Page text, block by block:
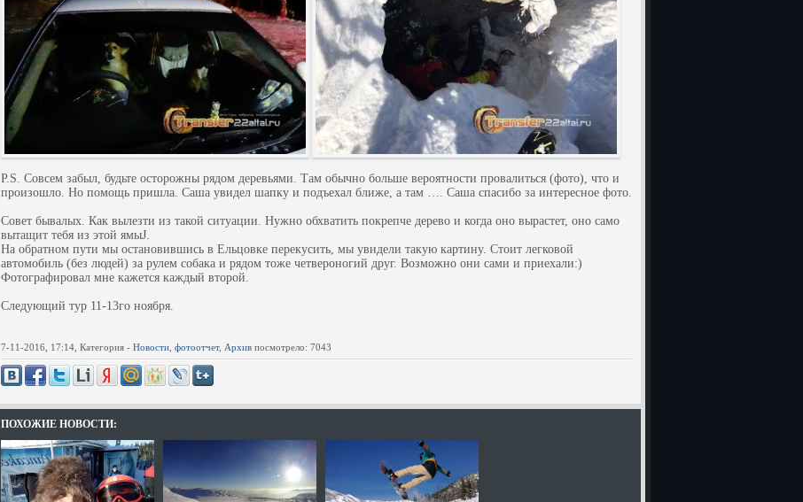
P.S. Совсем забыл, будьте осторожны рядом деревьями. Там обычно больше вероятности провалиться (фото), что и
произошло. Но помощь пришла. Саша увидел шапку и подъехал ближе, а там …. Саша спасибо за интересное фото.
Совет бывалых. Как вылезти из такой ситуации. Нужно обхватить покрепче дерево и когда оно вырастет, оно само
вытащит тебя из этой ямыJ.
На обратном пути мы остановившись в Ельцовке перекусить, мы увидели такую картину. Стоит легковой
автомобиль (без людей) за рулем собака и рядом тоже четвероногий друг. Возможно они сами и приехали:)
Фотографировал мне кажется каждый второй.
Следующий тур 11-13го ноября.
7-11-2016, 17:14, Категория - Новости фотоотчет, Архив посмотрело: 7043
ПОХОЖИЕ НОВОСТИ: